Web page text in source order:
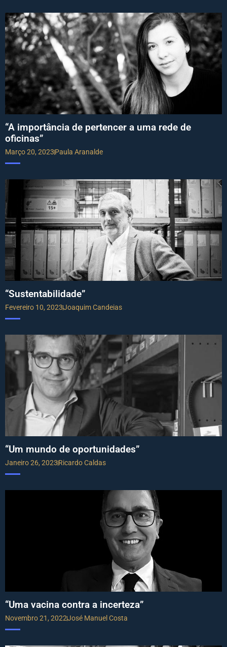
“A importância de pertencer a uma rede de
oficinas”
Março 20, 2023Paula Aranalde
“Sustentabilidade”
Fevereiro 10, 2023Joaquim Candeias
“Um mundo de oportunidades”
Janeiro 26, 2023Ricardo Caldas
“Uma vacina contra a incerteza”
Novembro 21, 2022José Manuel Costa